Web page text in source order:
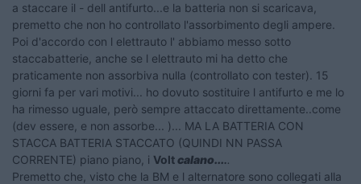
a staccare il - dell antifurto...e la batteria non si scaricava,
premetto che non ho controllato l'assorbimento degli ampere.
Poi d'accordo con l elettrauto l' abbiamo messo sotto
staccabatterie, anche se l elettrauto mi ha detto che
praticamente non assorbiva nulla (controllato con tester). 15
giorni fa per vari motivi... ho dovuto sostituire l antifurto e me lo
ha rimesso uguale, però sempre attaccato direttamente..come
(dev essere, e non assorbe... )... MA LA BATTERIA CON
STACCA BATTERIA STACCATO (QUINDI NN PASSA
CORRENTE) piano piano, i Voltcalano.....
Premetto che, visto che la BM e l alternatore sono collegati alla